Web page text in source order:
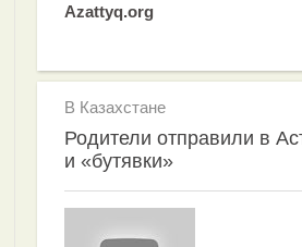
Azattyq.org
В Казахстане
Родители отправили в
и «бутявки»